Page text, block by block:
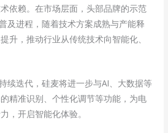
依赖。在市场层面，头部品牌的示范
及进程，随着技术方案成熟与产能释
升，推动行业从传统技术向智能化、
续迭代，硅麦将进一步与AI、大数据等
精准识别、个性化调节等功能，为电
，开启智能化体验。